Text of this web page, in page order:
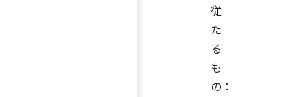
従
た
る
も
の：